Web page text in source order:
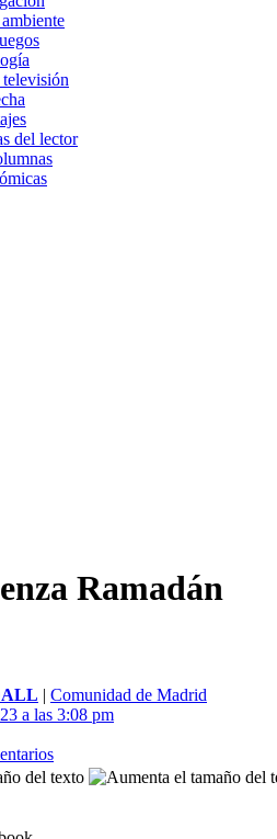
del lector
Ramadán
| Comunidad de Madrid
a las 3:08 pm